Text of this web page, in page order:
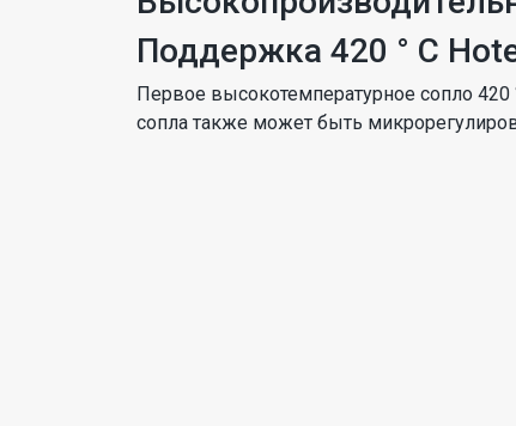
Поддержка 420 ° C
Первое высокотемпературное сопло 420
сопла также может быть